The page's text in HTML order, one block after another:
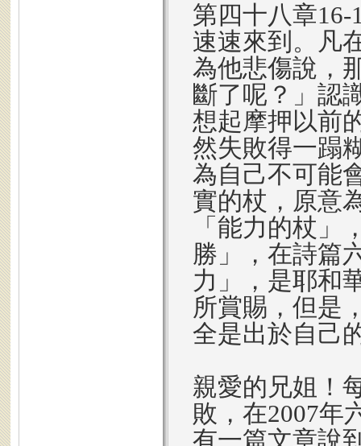
第四十八章
速速來到。凡
為他悲傷說，
斷了呢？」認
想起摩押以前
然失敗得一蹋
為自己不可能
實的杖，原意
「能力的杖」
勝」，在詩篇
力」，是耶和
所賞賜，但是
全是出於自己
親愛的兄姐！
敗，在2007年
有一篇文章說